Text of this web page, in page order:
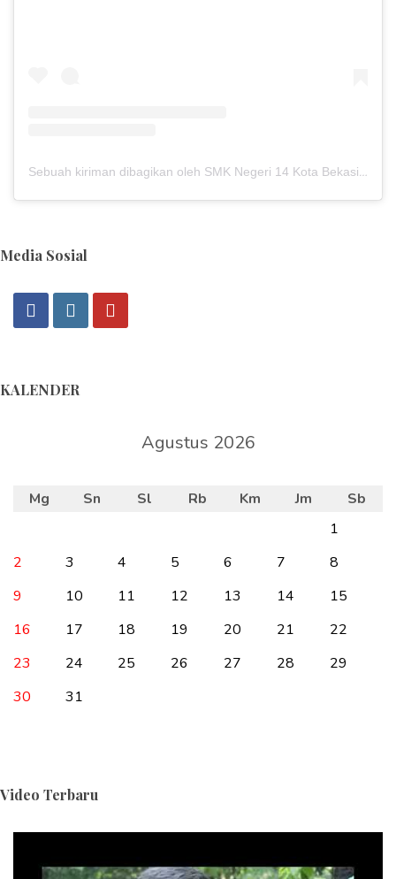
Sebuah kiriman dibagikan oleh SMK Negeri 14 Kota Bekasi (@smkn14kotabekasi)
Media Sosial
KALENDER
Agustus 2026
Mg Sn Sl Rb Km Jm
Sb
1
2
3 4 5 6 7
8
9
10 11 12 13 14
15
16
17 18 19 20 21
22
23
24 25 26 27 28
29
30
31
Video Terbaru